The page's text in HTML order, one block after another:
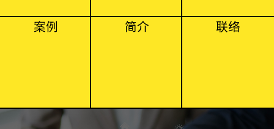
案例 简介 联络